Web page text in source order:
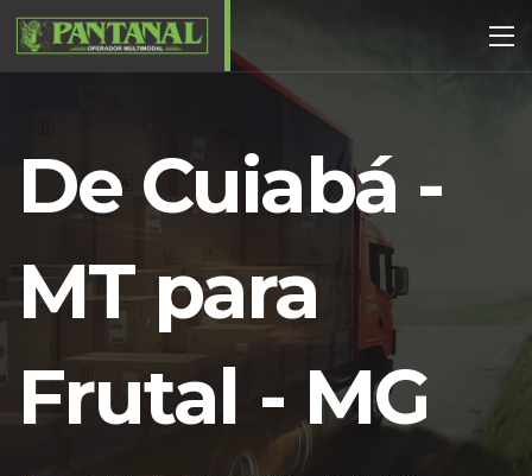
De Cuiabá -
MT para
Frutal - MG